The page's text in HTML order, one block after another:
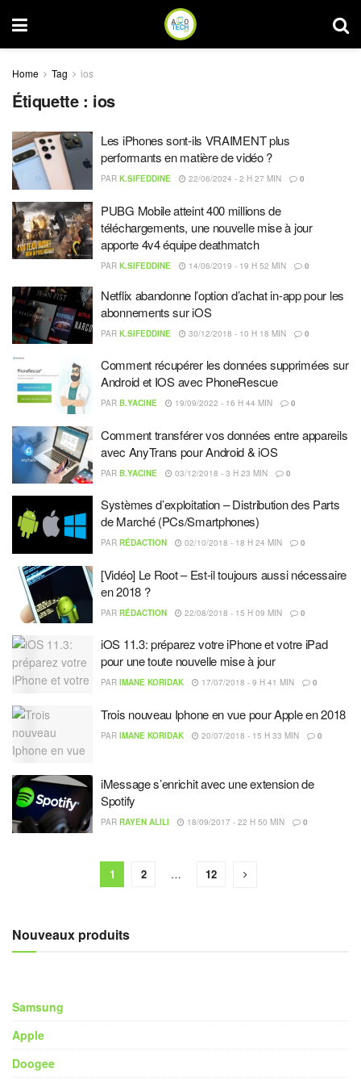
Home Tag ios
Étiquette : ios
Les iPhones sont-ils VRAIMENT plus
performants en matière de vidéo ?
PAR K.SIFEDDINE 22/06/2024 - 2 H 27 MIN 0
PUBG Mobile atteint 400 millions de
téléchargements, une nouvelle mise à jour
apporte 4v4 équipe deathmatch
PAR K.SIFEDDINE 14/06/2019 - 19 H 52 MIN 0
Netflix abandonne l’option d’achat in-app pour les
abonnements sur iOS
PAR K.SIFEDDINE 30/12/2018 - 10 H 18 MIN 0
Comment récupérer les données supprimées sur
Android et IOS avec PhoneRescue
PAR B.YACINE 19/09/2022 - 16 H 44 MIN 0
Comment transférer vos données entre appareils
avec AnyTrans pour Android & iOS
PAR B.YACINE 03/12/2018 - 3 H 23 MIN 0
Systèmes d’exploitation – Distribution des Parts
de Marché (PCs/Smartphones)
PAR RÉDACTION 02/10/2018 - 18 H 24 MIN 0
[Vidéo] Le Root – Est-il toujours aussi nécessaire
en 2018 ?
PAR RÉDACTION 22/08/2018 - 15 H 09 MIN 0
iOS 11.3: préparez votre iPhone et votre iPad
pour une toute nouvelle mise à jour
PAR IMANE KORIDAK 17/07/2018 - 9 H 41 MIN 0
Trois nouveau Iphone en vue pour Apple en 2018
PAR IMANE KORIDAK 20/07/2018 - 15 H 33 MIN 0
iMessage s’enrichit avec une extension de
Spotify
PAR RAYEN ALILI 18/09/2017 - 22 H 50 MIN 0
1 2 … 12
Nouveaux produits
Samsung
Apple
Doogee